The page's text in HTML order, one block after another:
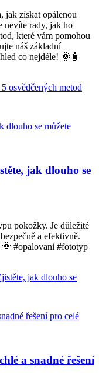
jak získat opálenou
nevíte rady, jak ho
které vám pomohou
náš základní
co nejdéle! 🌞🧴
osvědčených metod
jak dlouho se
pokožky. Je důležité
a efektivně.
🌞 #opalovani #fototyp
jak dlouho se
a snadné řešení